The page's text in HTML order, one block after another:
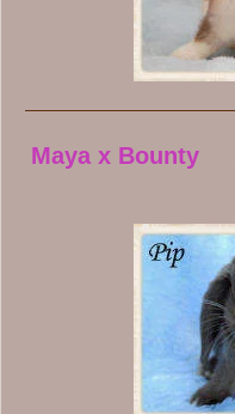
Maya x Bounty